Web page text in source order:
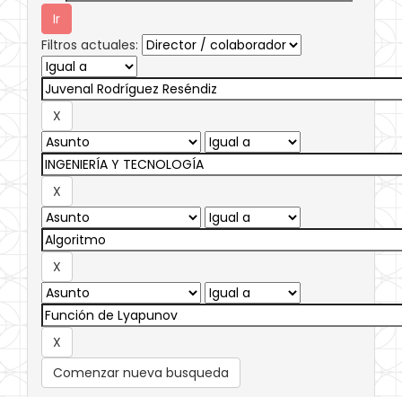
Filtros actuales:
Comenzar nueva busqueda